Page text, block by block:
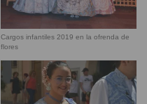
Cargos infantiles 2019 en la ofrenda de
flores